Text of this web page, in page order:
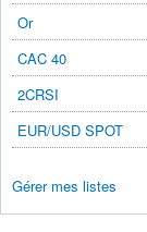
Or
CAC 40
2CRSI
EUR/USD SPOT
Gérer mes listes